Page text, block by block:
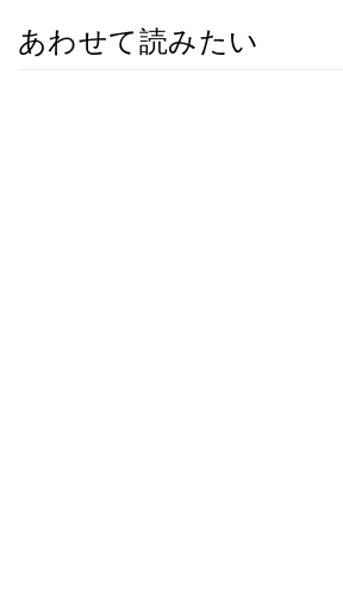
あわせて読みたい